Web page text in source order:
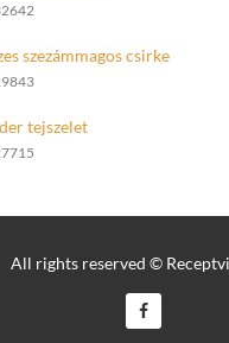
szezámmagos csirke
tejszelet
All rights reserved ©